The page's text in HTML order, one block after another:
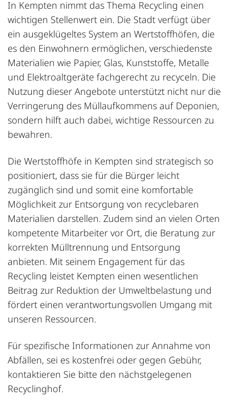
In Kempten nimmt das Thema Recycling einen
wichtigen Stellenwert ein. Die Stadt verfügt über
ein ausgeklügeltes System an Wertstoffhöfen, die
es den Einwohnern ermöglichen, verschiedenste
Materialien wie Papier, Glas, Kunststoffe, Metalle
und Elektroaltgeräte fachgerecht zu recyceln. Die
Nutzung dieser Angebote unterstützt nicht nur die
Verringerung des Müllaufkommens auf Deponien,
sondern hilft auch dabei, wichtige Ressourcen zu
bewahren.
Die Wertstoffhöfe in Kempten sind strategisch so
positioniert, dass sie für die Bürger leicht
zugänglich sind und somit eine komfortable
Möglichkeit zur Entsorgung von recyclebaren
Materialien darstellen. Zudem sind an vielen Orten
kompetente Mitarbeiter vor Ort, die Beratung zur
korrekten Mülltrennung und Entsorgung
anbieten. Mit seinem Engagement für das
Recycling leistet Kempten einen wesentlichen
Beitrag zur Reduktion der Umweltbelastung und
fördert einen verantwortungsvollen Umgang mit
unseren Ressourcen.
Für spezifische Informationen zur Annahme von
Abfällen, sei es kostenfrei oder gegen Gebühr,
kontaktieren Sie bitte den nächstgelegenen
Recyclinghof.